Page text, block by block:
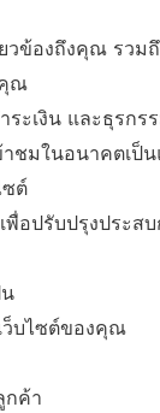
ข้องถึงคุณ รวม
ณ
ะเงิน และธุรกร
าชมในอนาคตเป็
ซต์
พื่อปรับปรุงประ
ว็บไซต์ของคุณ
กค้า